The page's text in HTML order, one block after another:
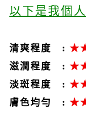
以下是我個
清爽程度 : ★
滋潤程度 : ★
淡斑程度 : ★
膚色均勻 : ★